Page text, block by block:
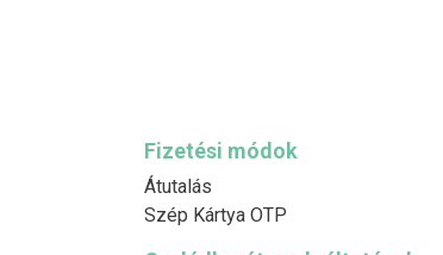
Fizetési módok
Átutalás
Szép Kártya OTP